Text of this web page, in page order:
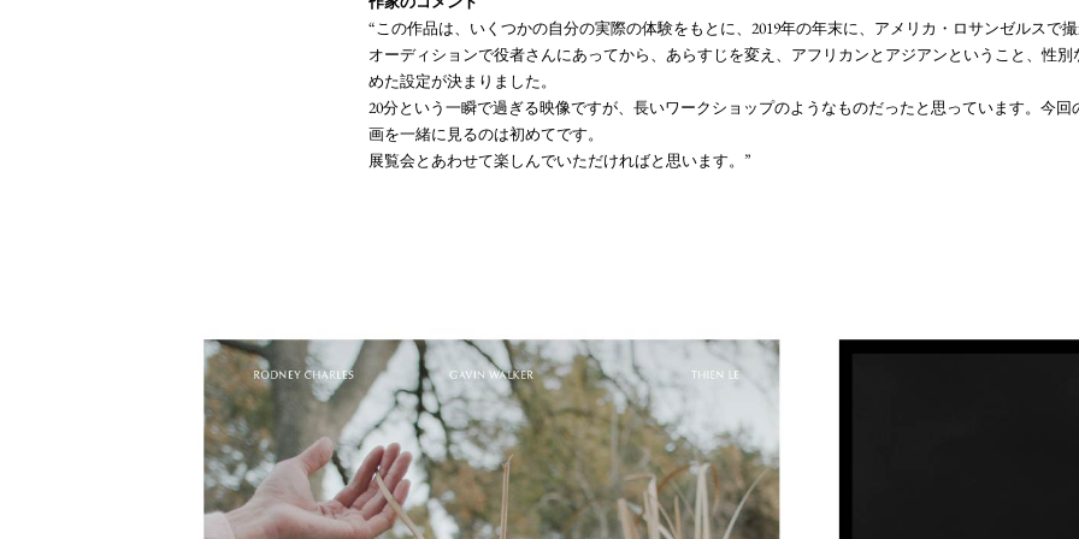
“この作品は、いくつかの自分の実際の体験をもとに、2019年の年末に、アメリカ・ロサンゼルスで
オーディションで役者さんにあってから、あらすじを変え、アフリカンとアジアンということ、性
めた設定が決まりました。
20分という一瞬で過ぎる映像ですが、長いワークショップのようなものだったと思っています。今回
画を一緒に見るのは初めてです。
展覧会とあわせて楽しんでいただければと思います。”